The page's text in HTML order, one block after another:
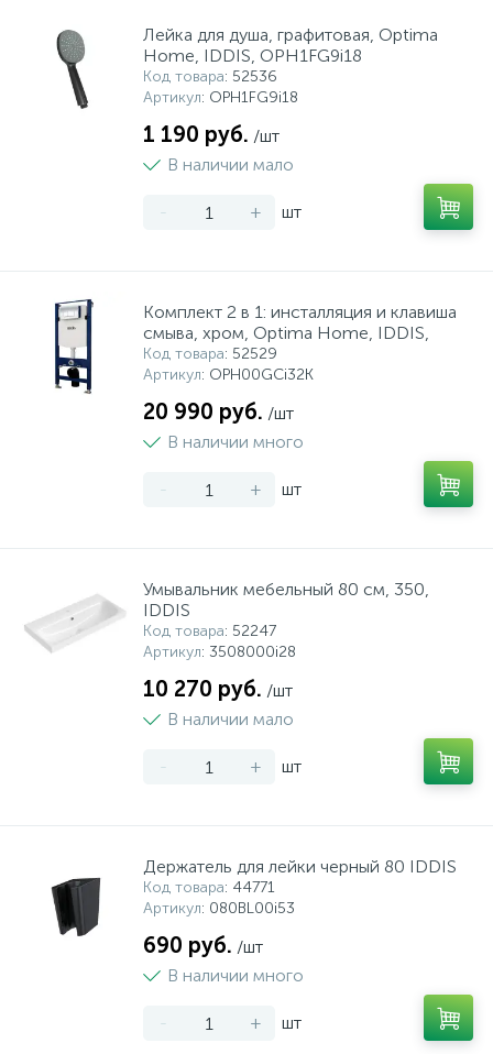
Лейка для душа, графитовая, Optima
Home, IDDIS, OPH1FG9i18
Код товара: 52536
Артикул: OPH1FG9i18
1 190 руб. /шт
В наличии мало
- + шт
Комплект 2 в 1: инсталляция и клавиша
смыва, хром, Optima Home, IDDIS,
Код товара: 52529
Артикул: OPH00GCi32K
20 990 руб. /шт
В наличии много
- + шт
Умывальник мебельный 80 см, 350,
IDDIS
Код товара: 52247
Артикул: 3508000i28
10 270 руб. /шт
В наличии мало
- + шт
Держатель для лейки черный 80 IDDIS
Код товара: 44771
Артикул: 080BL00i53
690 руб. /шт
В наличии много
- + шт